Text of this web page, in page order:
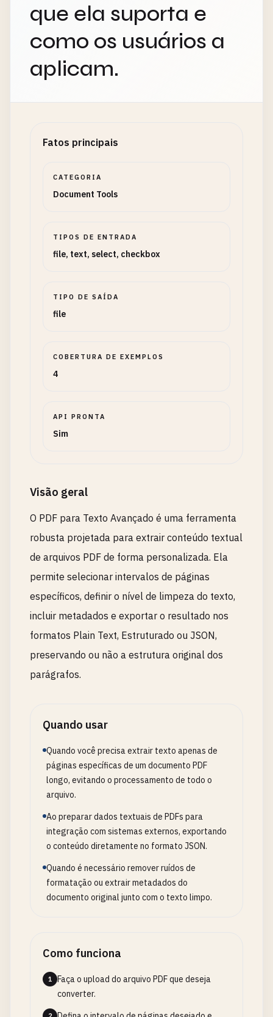
que ela suporta e
como os usuários a
aplicam.
Fatos principais
CATEGORIA
Document Tools
TIPOS DE ENTRADA
file, text, select, checkbox
TIPO DE SAÍDA
file
COBERTURA DE EXEMPLOS
4
API PRONTA
Sim
Visão geral
O PDF para Texto Avançado é uma ferramenta
robusta projetada para extrair conteúdo textual
de arquivos PDF de forma personalizada. Ela
permite selecionar intervalos de páginas
específicos, definir o nível de limpeza do texto,
incluir metadados e exportar o resultado nos
formatos Plain Text, Estruturado ou JSON,
preservando ou não a estrutura original dos
parágrafos.
Quando usar
Quando você precisa extrair texto apenas de
páginas específicas de um documento PDF
longo, evitando o processamento de todo o
arquivo.
Ao preparar dados textuais de PDFs para
integração com sistemas externos, exportando
o conteúdo diretamente no formato JSON.
Quando é necessário remover ruídos de
formatação ou extrair metadados do
documento original junto com o texto limpo.
Como funciona
1
Faça o upload do arquivo PDF que deseja
converter.